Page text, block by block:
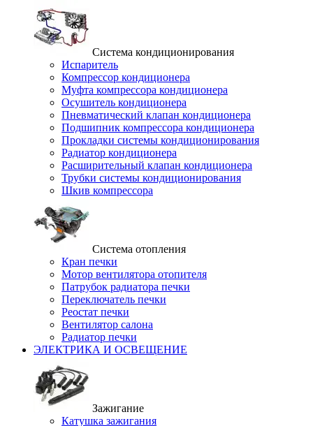
Система кондиционирования
Испаритель
Компрессор кондиционера
Муфта компрессора кондиционера
Осушитель кондиционера
Пневматический клапан кондиционера
Подшипник компрессора кондиционера
Прокладки системы кондиционирования
Радиатор кондиционера
Расширительный клапан кондиционера
Трубки системы кондиционирования
Шкив компрессора
Система отопления
Кран печки
Мотор вентилятора отопителя
Патрубок радиатора печки
Переключатель печки
Реостат печки
Вентилятор салона
Радиатор печки
ЭЛЕКТРИКА И ОСВЕЩЕНИЕ
Зажигание
Катушка зажигания